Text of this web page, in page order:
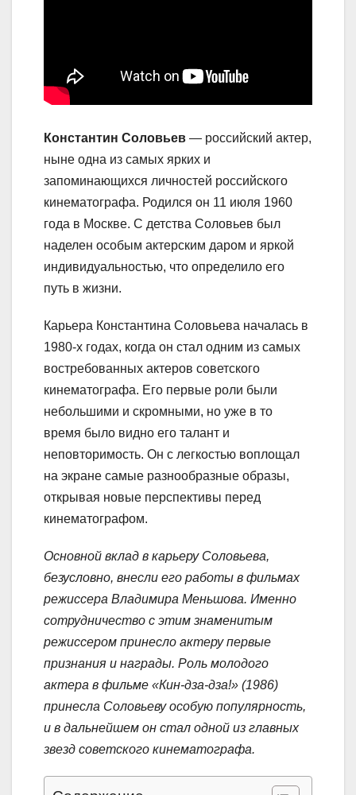
Константин Соловьев — российский актер,
ныне одна из самых ярких и
запоминающихся личностей российского
кинематографа. Родился он 11 июля 1960
года в Москве. С детства Соловьев был
наделен особым актерским даром и яркой
индивидуальностью, что определило его
путь в жизни.
Карьера Константина Соловьева началась в
1980-х годах, когда он стал одним из самых
востребованных актеров советского
кинематографа. Его первые роли были
небольшими и скромными, но уже в то
время было видно его талант и
неповторимость. Он с легкостью воплощал
на экране самые разнообразные образы,
открывая новые перспективы перед
кинематографом.
Основной вклад в карьеру Соловьева,
безусловно, внесли его работы в фильмах
режиссера Владимира Меньшова. Именно
сотрудничество с этим знаменитым
режиссером принесло актеру первые
признания и награды. Роль молодого
актера в фильме «Кин-дза-дза!» (1986)
принесла Соловьеву особую популярность,
и в дальнейшем он стал одной из главных
звезд советского кинематографа.